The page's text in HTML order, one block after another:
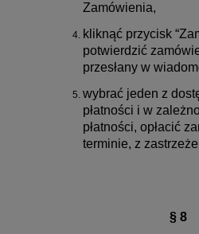
Zamówienia,
kliknąć przycisk
potwierdzić
przesłany w
wybrać jeden z
płatności i w
płatności, opłacić
terminie, z
§ 8